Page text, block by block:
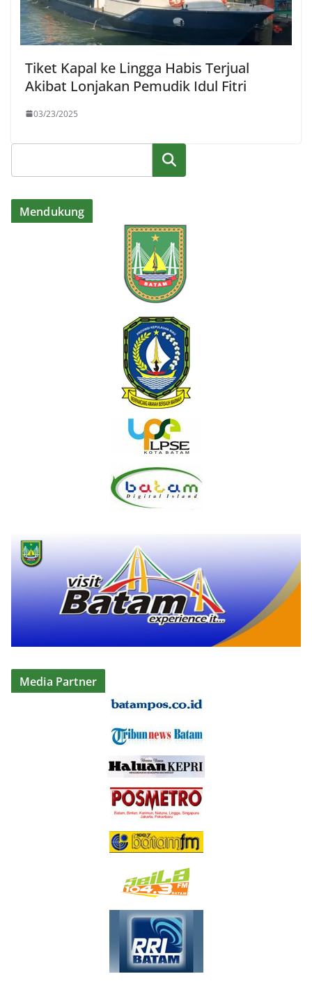
Tiket Kapal ke Lingga Habis Terjual
Akibat Lonjakan Pemudik Idul Fitri
03/23/2025
Cari
Mendukung
Media Partner